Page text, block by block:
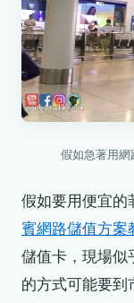
假如急著用
假如要用便宜的
賓網路儲值方案
儲值卡，現場似
的方式可能要到